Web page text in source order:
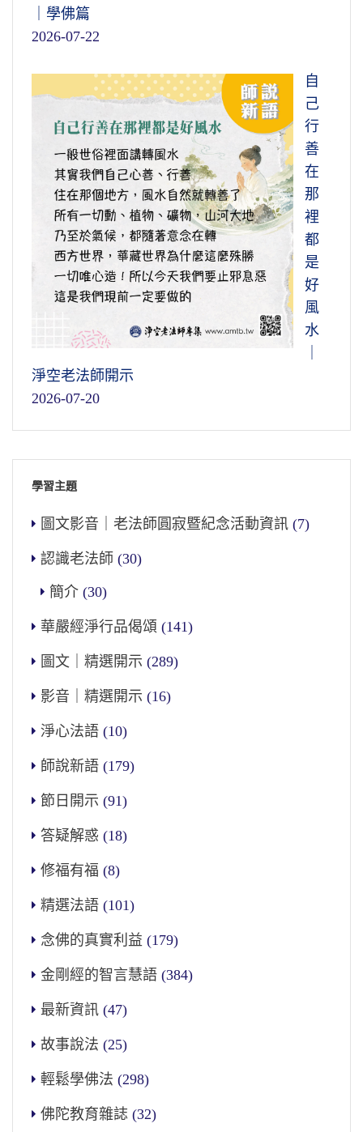
｜學佛篇
2026-07-22
自
己
行
善
在
那
裡
都
是
好
風
水
淨空老法師開示
2026-07-20
學習主題
圖文影音｜老法師圓寂暨紀念活動資訊 (7)
認識老法師 (30)
簡介 (30)
華嚴經淨行品偈頌 (141)
圖文｜精選開示 (289)
影音｜精選開示 (16)
淨心法語 (10)
師說新語 (179)
節日開示 (91)
答疑解惑 (18)
修福有福 (8)
精選法語 (101)
念佛的真實利益 (179)
金剛經的智言慧語 (384)
最新資訊 (47)
故事說法 (25)
輕鬆學佛法 (298)
佛陀教育雜誌 (32)